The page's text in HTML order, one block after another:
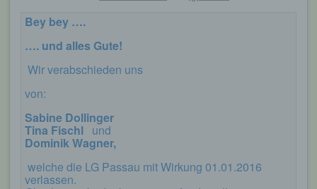
Bey bey ….
…. und alles Gute!
Wir verabschieden uns
von:
Sabine Dollinger
Tina Fischl und
Dominik Wagner,
welche die LG Passau mit Wirkung 01.01.2016
verlassen.